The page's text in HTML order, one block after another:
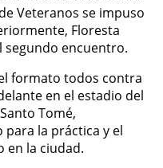
Veteranos se impuso
Floresta
segundo encuentro.
formato todos contra
en el estadio del
Tomé,
la práctica y el
en la ciudad.